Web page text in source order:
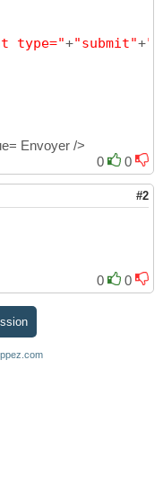
type="+"submit"+"
Envoyer />
0
0
#2
0
0